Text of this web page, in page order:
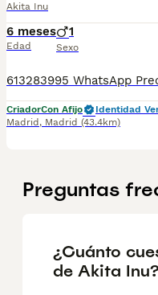
Akita Inu
6 meses
Edad
1
Sexo
CriadorCon Afijo
Identidad
Madrid , Madrid (43.4km)
Preguntas
¿Cuánto
de Akita Inu?